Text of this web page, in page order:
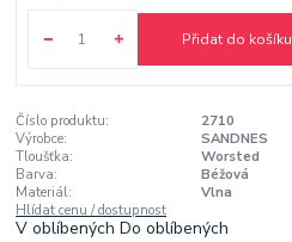
Přidat do košíku
Číslo produktu:
2710
Výrobce:
SANDNES
Tloušťka:
Worsted
Barva:
Béžová
Materiál:
Vlna
Hlídat cenu / dostupnost
V oblíbenýchDo oblíbených